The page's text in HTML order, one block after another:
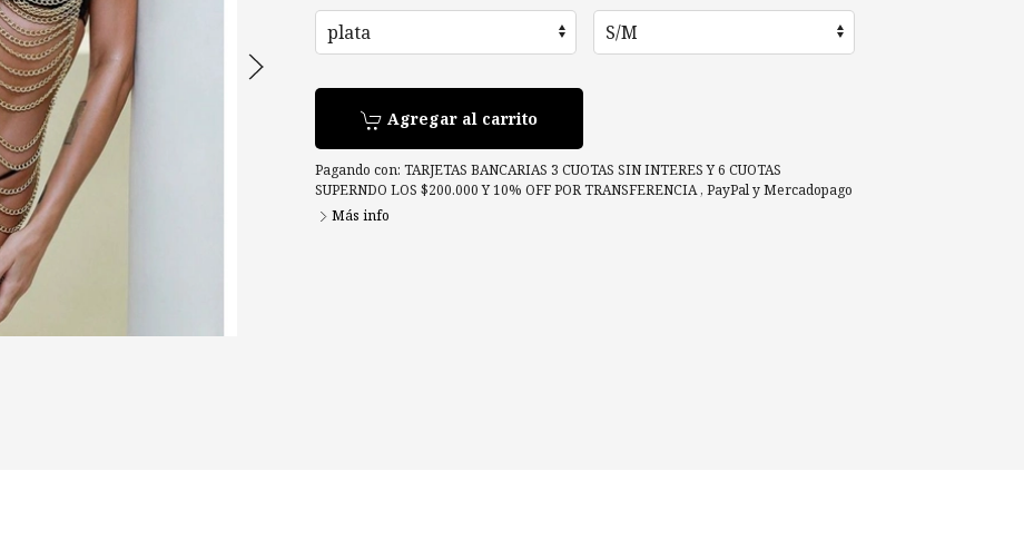
Agregar al carrito
Pagando con: TARJETAS BANCARIAS 3 CUOTAS SIN INTERES Y 6 CUOTAS
SUPERNDO LOS $200.000 Y 10% OFF POR TRANSFERENCIA , PayPalyMercadopago
Más info